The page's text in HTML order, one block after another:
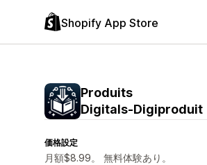
Shopify App Store
Produits
Digitals‑Digiproduit
価格設定
月額$8.99。 無料体験あり。